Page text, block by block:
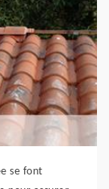
se font